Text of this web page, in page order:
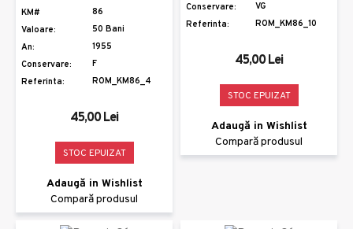
KM#
86
Valoare:
50 Bani
An:
1955
Conservare:
F
Referinta:
ROM_KM86_4
45,00 Lei
STOC EPUIZAT
Adaugă in Wishlist
Compară produsul
Conservare:
VG
Referinta:
ROM_KM86_10
45,00 Lei
STOC EPUIZAT
Adaugă in Wishlist
Compară produsul